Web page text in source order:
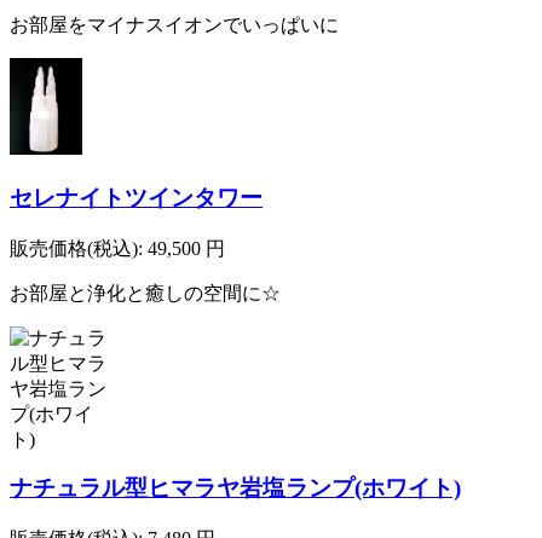
お部屋をマイナスイオンでいっぱいに
セレナイトツインタワー
販売価格(税込): 49,500 円
お部屋と浄化と癒しの空間に☆
ナチュラル型ヒマラヤ岩塩ランプ(ホワイト)